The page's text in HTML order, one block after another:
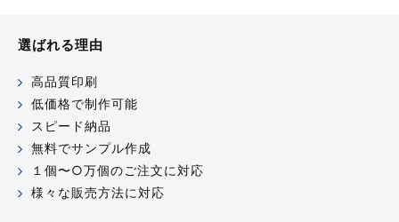
選ばれる理由
高品質印刷
低価格で制作可能
スピード納品
無料でサンプル作成
１個〜○万個のご注文に対応
様々な販売方法に対応